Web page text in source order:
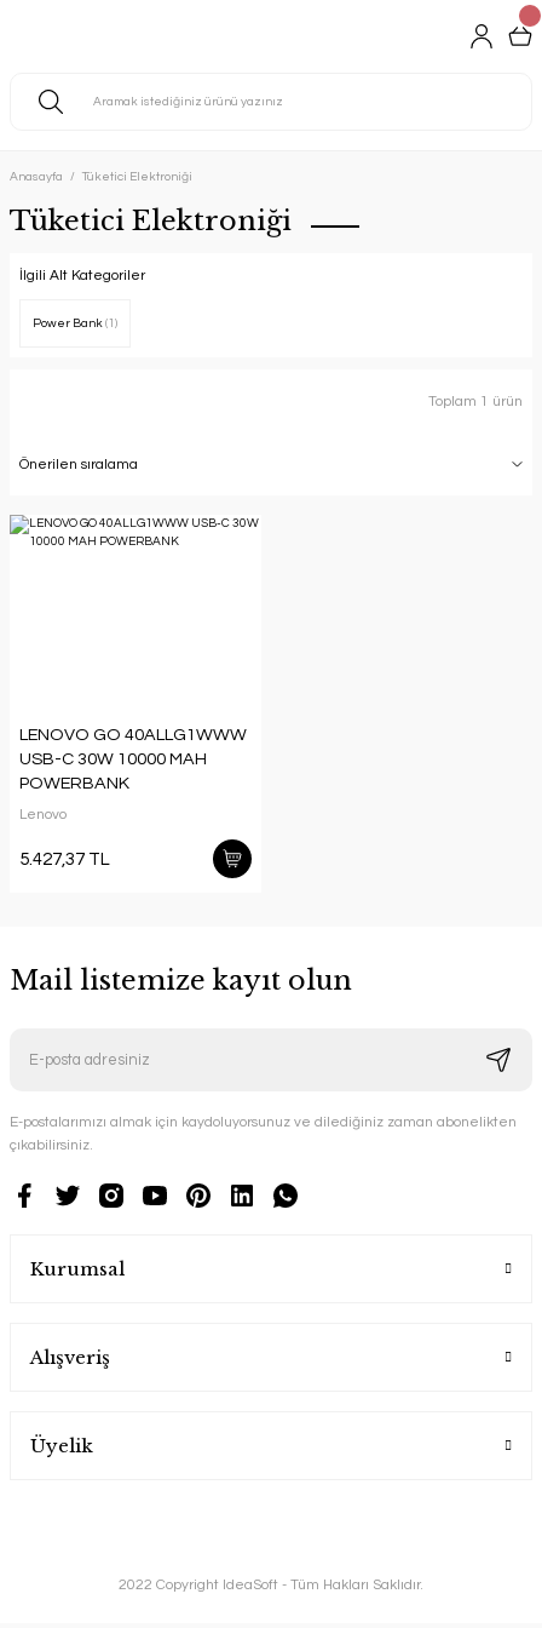
Anasayfa Tüketici Elektroniği
Tüketici Elektroniği
İlgili Alt Kategoriler
Power Bank (1)
Toplam 1 ürün
LENOVO GO 40ALLG1WWW
USB-C 30W 10000 MAH
POWERBANK
Lenovo
5.427,37 TL
Mail listemize kayıt olun
E-postalarımızı almak için kaydoluyorsunuz ve dilediğiniz zaman abonelikten
çıkabilirsiniz.
Kurumsal
Alışveriş
Üyelik
2022 Copyright IdeaSoft - Tüm Hakları Saklıdır.